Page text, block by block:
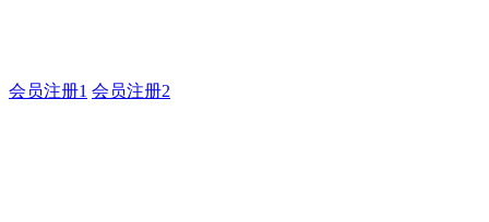
会员注册1 会员注册2